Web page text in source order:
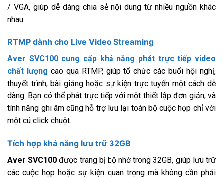
/ VGA, giúp dễ dàng chia sẻ nội dung từ nhiều nguồn khác
nhau.
RTMP dành cho Live Video Streaming
Aver SVC100 cung cấp khả năng phát trực tiếp video
chất lượng cao qua RTMP, giúp tổ chức các buổi hội nghị,
thuyết trình, bài giảng hoặc sự kiện trực tuyến một cách dễ
dàng. Bạn có thể phát trực tiếp với một thiết lập đơn giản, và
tính năng ghi âm cũng hỗ trợ lưu lại toàn bộ cuộc họp chỉ với
một cú click chuột.
Tích hợp khả năng lưu trữ 32GB
Aver SVC100 được trang bị bộ nhớ trong 32GB, giúp lưu trữ
các cuộc họp hoặc sự kiện quan trọng mà không cần phải